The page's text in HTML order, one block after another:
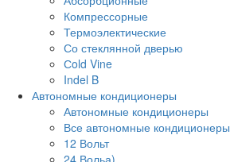
Компрессорные
Термоэлектические
Со стеклянной дверью
Сold Vine
Indel B
Автономные кондиционеры
Автономные кондиционеры
Все автономные кондиционеры
12 Вольт
24 Вольа)